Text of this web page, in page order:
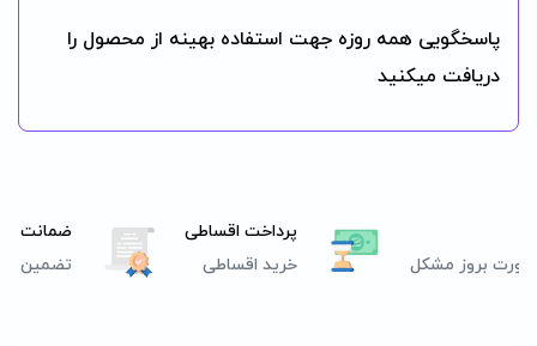
پاسخگویی همه روزه جهت استفاده بهینه از محصول را
دریافت میکنید
بروز مشکل
پرداخت اقساطی
خرید اقساطی
ضمانت
تضمین